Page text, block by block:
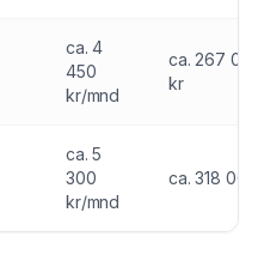
ca. 4
450
kr/mnd
ca. 267
kr
ca. 5
300
kr/mnd
ca. 318